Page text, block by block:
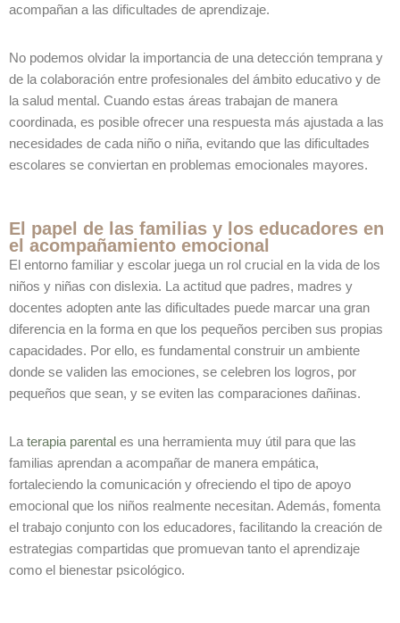
acompañan a las dificultades de aprendizaje.
No podemos olvidar la importancia de una detección temprana y
de la colaboración entre profesionales del ámbito educativo y de
la salud mental. Cuando estas áreas trabajan de manera
coordinada, es posible ofrecer una respuesta más ajustada a las
necesidades de cada niño o niña, evitando que las dificultades
escolares se conviertan en problemas emocionales mayores.
El papel de las familias y los educadores en
el acompañamiento emocional
El entorno familiar y escolar juega un rol crucial en la vida de los
niños y niñas con dislexia. La actitud que padres, madres y
docentes adopten ante las dificultades puede marcar una gran
diferencia en la forma en que los pequeños perciben sus propias
capacidades. Por ello, es fundamental construir un ambiente
donde se validen las emociones, se celebren los logros, por
pequeños que sean, y se eviten las comparaciones dañinas.
Laterapia parental es una herramienta muy útil para que las
familias aprendan a acompañar de manera empática,
fortaleciendo la comunicación y ofreciendo el tipo de apoyo
emocional que los niños realmente necesitan. Además, fomenta
el trabajo conjunto con los educadores, facilitando la creación de
estrategias compartidas que promuevan tanto el aprendizaje
como el bienestar psicológico.